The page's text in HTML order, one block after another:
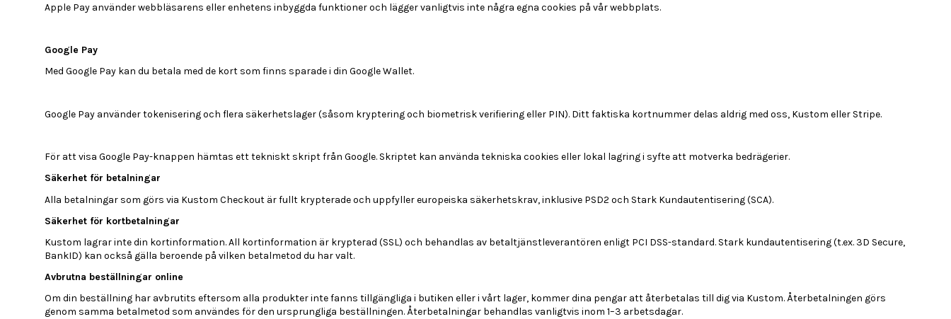
Apple Pay använder webbläsarens eller enhetens inbyggda funktioner och lägger vanligtvis inte några egna cookies på vår webbplats.
Google Pay
Med Google Pay kan du betala med de kort som finns sparade i din Google Wallet.
Google Pay använder tokenisering och flera säkerhetslager (såsom kryptering och biometrisk verifiering eller PIN). Ditt faktiska kortnummer delas aldrig med oss, Kustom eller Stripe.
För att visa Google Pay-knappen hämtas ett tekniskt skript från Google. Skriptet kan använda tekniska cookies eller lokal lagring i syfte att motverka bedrägerier.
Säkerhet för betalningar
Alla betalningar som görs via Kustom Checkout är fullt krypterade och uppfyller europeiska säkerhetskrav, inklusive PSD2 och Stark Kundautentisering (SCA).
Säkerhet för kortbetalningar
Kustom lagrar inte din kortinformation. All kortinformation är krypterad (SSL) och behandlas av betaltjänstleverantören enligt PCI DSS-standard. Stark kundautentisering (t.ex. 3D Secure,
BankID) kan också gälla beroende på vilken betalmetod du har valt.
Avbrutna beställningar online
Om din beställning har avbrutits eftersom alla produkter inte fanns tillgängliga i butiken eller i vårt lager, kommer dina pengar att återbetalas till dig via Kustom. Återbetalningen görs
genom samma betalmetod som användes för den ursprungliga beställningen. Återbetalningar behandlas vanligtvis inom 1–3 arbetsdagar.